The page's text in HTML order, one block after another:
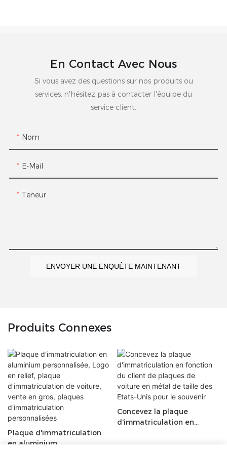
En Contact Avec Nous
Si vous avez des questions sur nos produits ou
services, n'hésitez pas à contacter l'équipe du
service client.
Nom
E-Mail
Teneur
ENVOYER UNE ENQUÊTE MAINTENANT
Produits Connexes
Plaque d'immatriculation
en aluminium
Concevez la plaque
d'immatriculation en